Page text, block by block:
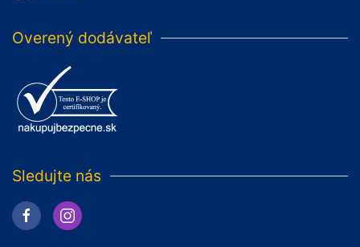
Overený dodávateľ
Sledujte nás